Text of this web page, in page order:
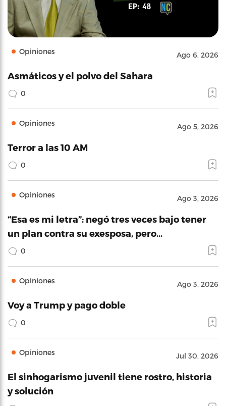
Opiniones Ago 6, 2026
Asmáticos y el polvo del Sahara
0
Opiniones Ago 5, 2026
Terror a las 10 AM
0
Opiniones Ago 3, 2026
“Esa es mi letra”: negó tres veces bajo tener
un plan contra su exesposa, pero…
0
Opiniones Ago 3, 2026
Voy a Trump y pago doble
0
Opiniones Jul 30, 2026
El sinhogarismo juvenil tiene rostro, historia
y solución